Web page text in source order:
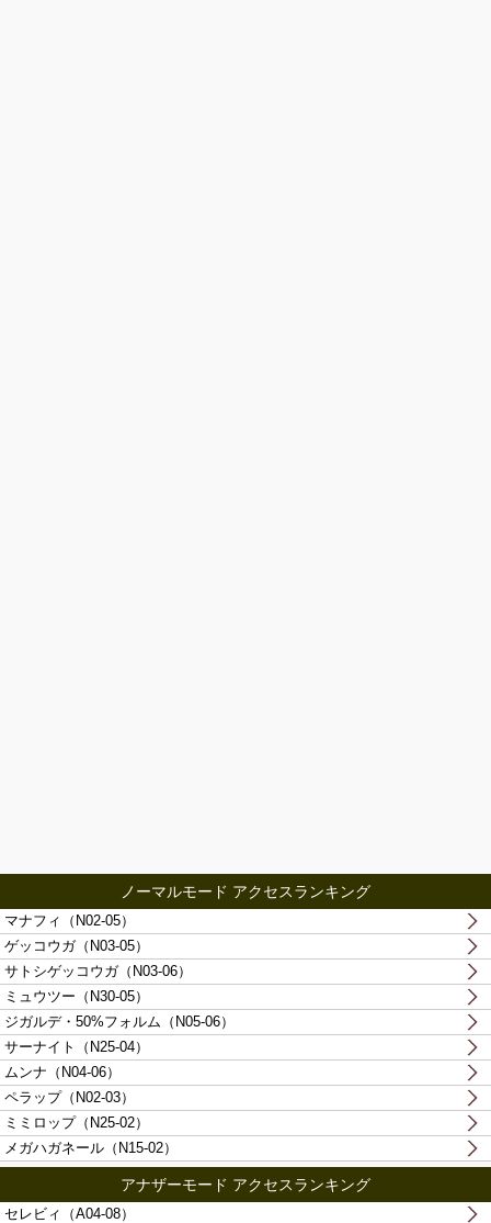
ノーマルモード アクセスランキング
マナフィ（N02-05）
ゲッコウガ（N03-05）
サトシゲッコウガ（N03-06）
ミュウツー（N30-05）
ジガルデ・50%フォルム（N05-06）
サーナイト（N25-04）
ムンナ（N04-06）
ペラップ（N02-03）
ミミロップ（N25-02）
メガハガネール（N15-02）
アナザーモード アクセスランキング
セレビィ（A04-08）